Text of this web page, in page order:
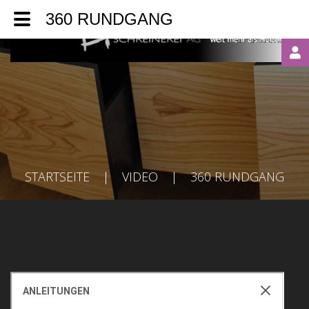
360 RUNDGANG
STARTSEITE | VIDEO | 360 RUNDGANG
LOGIN
OR
REGISTER
Automatische